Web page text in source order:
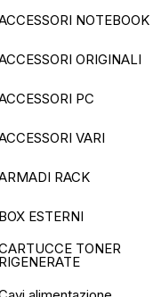
NOTEBOOK
ORIGINALI
PC
VARI
RACK
BOX ESTERNI
TONER
RIGENERATE